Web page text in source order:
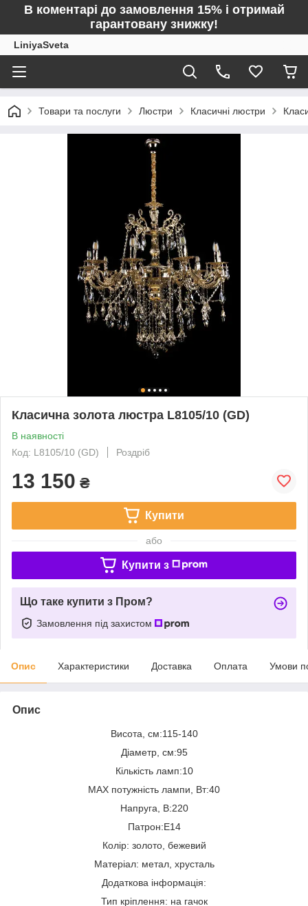
В коментарі до замовлення 15% і отримай
гарантовану знижку!
LiniyaSveta
Товари та послуги Люстри Класичні люстри
Класична золота люстра L8105/10 (GD)
В наявності
Код: L8105/10 (GD)
Роздріб
13 150 ₴
Купити
або
Купити з
Що таке купити з Пром?
Замовлення під захистом
Опис Характеристики Доставка Оплата Умови
Опис
Висота, см:115-140
Діаметр, см:95
Кількість ламп:10
MAX потужність лампи, Вт:40
Напруга, В:220
Патрон:E14
Колір: золото, бежевий
Матеріал: метал, хрусталь
Додаткова інформація:
Тип кріплення: на гачок